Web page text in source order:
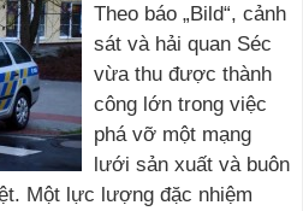
Theo báo „Bild“, cảnh
sát và hải quan Séc
vừa thu được thành
công lớn trong việc
phá vỡ một mạng
lưới sản xuất và buôn
Một lực lượng đặc nhiệm